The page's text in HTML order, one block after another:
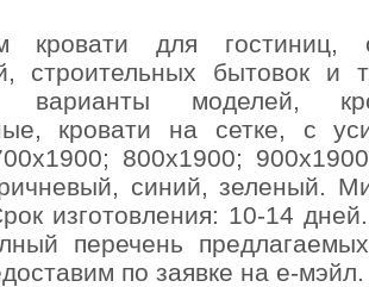
кровати для гостиниц,
строительных бытовок
варианты моделей,
кровати на сетке, с
800х1900;
синий, зеленый.
изготовления: 10-14
перечень
по заявке на е-мэйл.